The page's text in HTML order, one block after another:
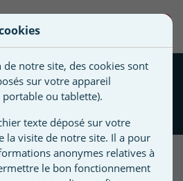
électrolyseurs
CLEARWATER®
Créer une nouvelle liste
notre site, des cookies sont
sur votre appareil
ou tablette).
texte déposé sur votre
la visite de notre site. Il a pour
anonymes relatives à
le bon fonctionnement